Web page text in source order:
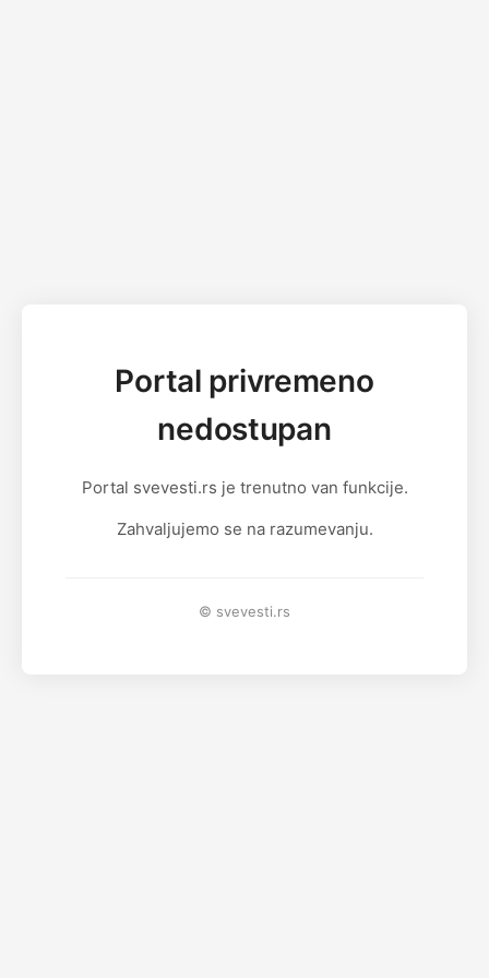
Portal privremeno
nedostupan
Portal svevesti.rs je trenutno van funkcije.
Zahvaljujemo se na razumevanju.
© svevesti.rs